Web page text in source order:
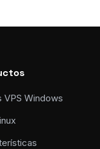
VPS Windows